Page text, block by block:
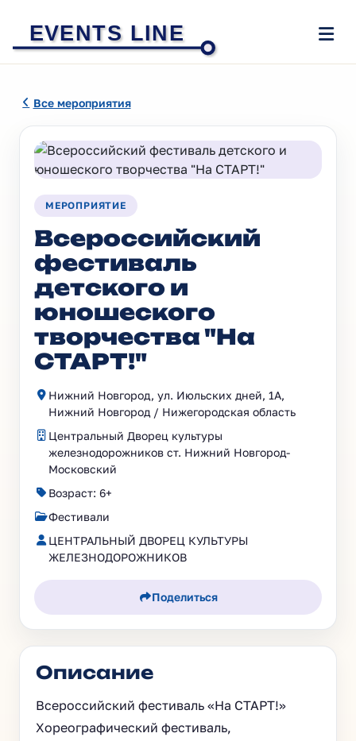
EVENTS LINE
Все мероприятия
МЕРОПРИЯТИЕ
Всероссийский
фестиваль
детского и
юношеского
творчества "На
СТАРТ!"
Нижний Новгород, ул. Июльских дней, 1А,
Нижний Новгород / Нижегородская область
Центральный Дворец культуры
железнодорожников ст. Нижний Новгород-
Московский
Возраст: 6+
Фестивали
ЦЕНТРАЛЬНЫЙ ДВОРЕЦ КУЛЬТУРЫ
ЖЕЛЕЗНОДОРОЖНИКОВ
Поделиться
Описание
Всероссийский фестиваль «На СТАРТ!»
Хореографический фестиваль,